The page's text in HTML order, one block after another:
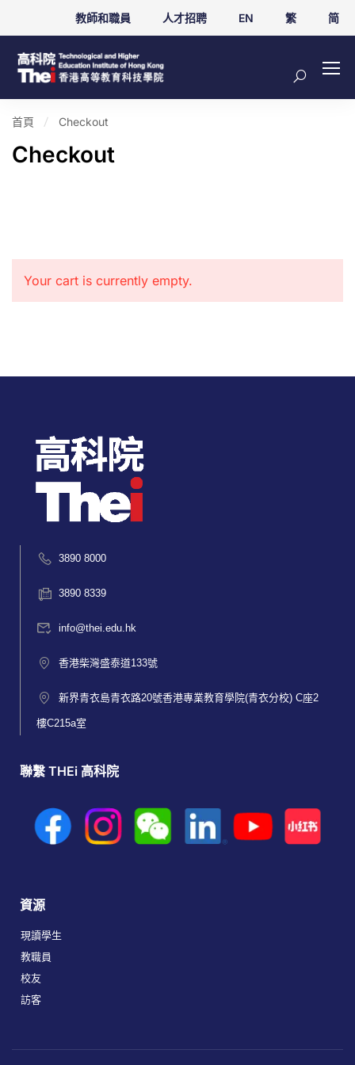
教師和職員 人才招聘 EN 繁 简
首頁 Checkout
Checkout
Your cart is currently empty.
3890 8000
3890 8339
info@thei.edu.hk
香港柴灣盛泰道133號
新界青衣島青衣路20號香港專業教育學院(青衣分校) C座2
樓C215a室
聯繫 THEi 高科院
資源
現讀學生
教職員
校友
訪客